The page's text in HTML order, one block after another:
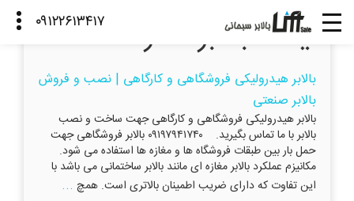
قیمت بالابر مغازه
بالابر هیدرولیکی فروشگاهی و کارگاهی | نصب و فروش
بالابر صنعتی
بالابر هیدرولیکی فروشگاهی و کارگاهی جهت ساخت و نصب
بالابر با ما تماس بگیرید. ۰۹۱۹۷۹۴۱۷۴۰ بالابر فروشگاهی جهت
حمل بار بین طبقات فروشگاه ها و مغازه ها استفاده می شود.
مکانیزم عملکرد بالابر مغازه ای مانند بالابر ساختمانی می باشد با
این تفاوت که دارای ضریب اطمینان بالاتری است. همچ ...